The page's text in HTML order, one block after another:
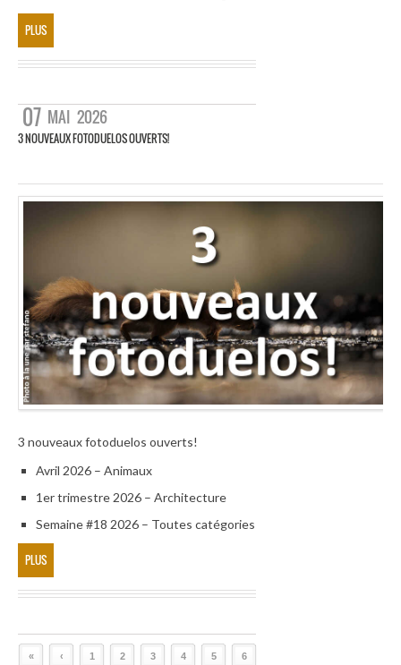
PLUS
07 MAI 2026
3 NOUVEAUX FOTODUELOS OUVERTS!
3 nouveaux fotoduelos ouverts!
Avril 2026 – Animaux
1er trimestre 2026 – Architecture
Semaine #18 2026 – Toutes catégories
PLUS
« ‹ 1 2 3 4 5 6